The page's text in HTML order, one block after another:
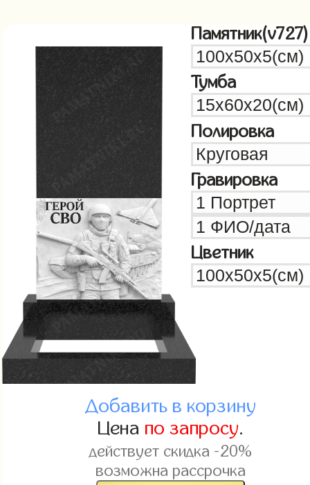
Памятник(v727)
Тумба
Полировка
Гравировка
Цветник
Добавить в корзину
Цена по запросу.
действует скидка -20%
возможна рассрочка